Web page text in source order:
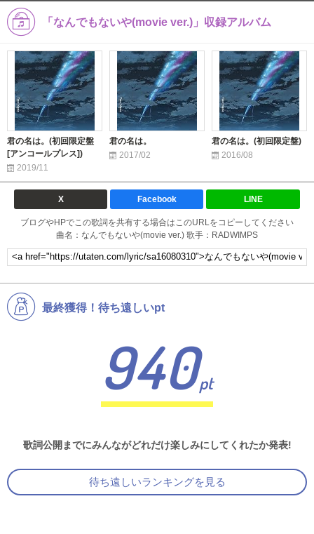
「なんでもないや(movie ver.)」収録アルバム
君の名は。(初回限定盤
[アンコールプレス])
2019/11
君の名は。
2017/02
君の名は。(初回限定盤)
2016/08
X Facebook LINE
ブログやHPでこの歌詞を共有する場合はこのURLをコピーしてください
曲名：なんでもないや(movie ver.) 歌手：RADWIMPS
最終獲得！待ち遠しいpt
940pt
歌詞公開までにみんながどれだけ楽しみにしてくれたか発表!
待ち遠しいランキングを見る